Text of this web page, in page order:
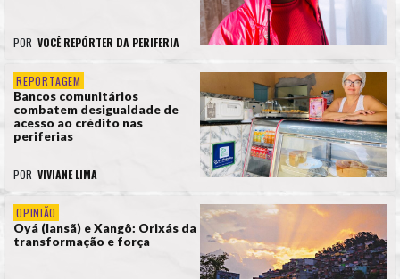
POR VOCÊ REPÓRTER DA PERIFERIA
REPORTAGEM
Bancos comunitários
combatem desigualdade de
acesso ao crédito nas
periferias
POR VIVIANE LIMA
OPINIÃO
Oyá (Iansã) e Xangô: Orixás da
transformação e força